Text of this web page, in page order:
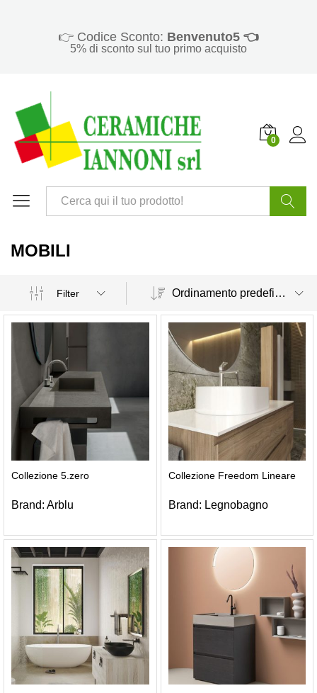
👉 Codice Sconto: Benvenuto5 👈
5% di sconto sul tuo primo acquisto
0
MOBILI
Filter Ordinamento predefinito
Collezione 5.zero
Brand: Arblu
Collezione Freedom Lineare
Brand: Legnobagno